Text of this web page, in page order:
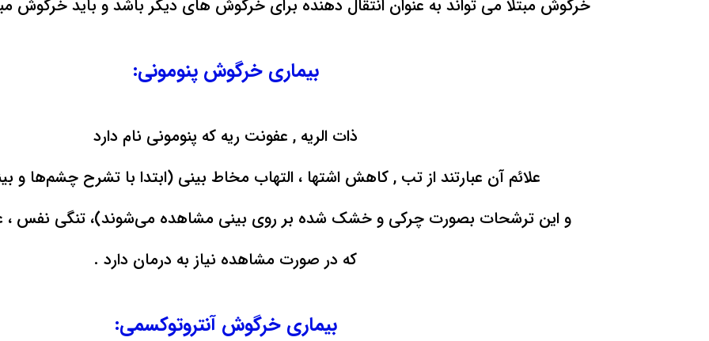
خرگوش مبتلا می تواند به عنوان انتقال دهنده برای خرگوش های دیگر باشد و باید خرگوش
بیماری خرگوش پنومونی:
ذات الریه , عفونت ریه که پنومونی نام دارد
علائم آن عبارتند از تب , كاهش اشتها ، التهاب مخاط بینی (ابتدا با تشرح چشم‌ها و
و این ترشحات بصورت چركی و خشک شده بر روی بینی مشاهده می‌شوند)، تنگی نفس
که در صورت مشاهده نیاز به درمان دارد .
بیماری خرگوش آنتروتوکسمی: